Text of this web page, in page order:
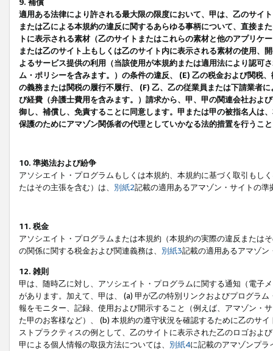
9. 補償
適用ある法律により許される最大限の限度において、甲は、乙のサイ
または乙による本規約の違反に関するあらゆる事柄について、直接ま
トに表示される素材（乙のサイトまたはこれらの素材と他のアプリ
または乙のサイト上もしくは乙のサイト内に表示される素材の使用、
よるサービス提供の利用（当該使用が本規約または適用法により認可
ム・ポリシーを含みます。）の条件の違反、 (E) 乙の税金および関税
の義務または関税の履行不履行、 (F) 乙、乙の従業員または下請業者
び経費（弁護士費用を含みます。）請求から、甲、甲の関連会社およ
御し、補償し、免責することに同意します。甲または甲の被指名人は
保護のためにアマゾン関係者の代理としていかなる法的措置を行うこ
10. 準拠法および紛争
アソシエイト・プログラムもしくは本規約、本規約に基づく取引もし
たはその主張を含む）は、 別紙2記載の適用あるアマゾン・サイトの
11. 税金
アソシエイト・プログラムまたは本規約（本規約の実際の違反または
の関係に関する税金および関連義務は、 別紙3記載の適用あるアマゾン
12. 雑則
甲は、随時乙に対し、アソシエイト・プログラムに関する通知（電子
があります。加えて、甲は、 (a) 甲が乙の特別リンクおよびプログラ
報をモニター、記録、使用および開示すること（例えば、アマゾン・
た甲のお客様など）、 (b) 本規約の遵守状況を確認するために乙のサ
ストプラクティスの例として、乙のサイトに表示された乙のロゴおよ
甲による個人情報の取扱方法については、 別紙4に記載のアマゾンプ